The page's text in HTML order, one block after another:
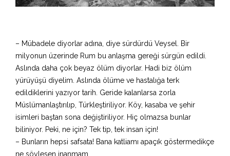
– Mübadele diyorlar adına, diye sürdürdü Veysel. Bir
milyonun üzerinde Rum bu anlaşma gereği sürgün edildi.
Aslında daha çok beyaz ölüm diyorlar. Hadi biz ölüm
yürüyüşü diyelim. Aslında ölüme ve hastalığa terk
edildiklerini yazıyor tarih. Geride kalanlarsa zorla
Müslümanlaştırılıp, Türkleştiriliyor. Köy, kasaba ve şehir
isimleri baştan sona değiştiriliyor. Hiç olmazsa bunlar
biliniyor. Peki, ne için? Tek tip, tek insan için!
– Bunların hepsi safsata! Bana katliamı apaçık göstermedikçe
ne söylesen inanmam.